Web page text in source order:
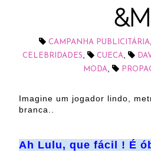
&M
CAMPANHA PUBLICITÁRIA,
CELEBRIDADES, CUECA,
MODA,
Imagine um jogador lindo,
branca..
Ah Lulu, que fácil ! É